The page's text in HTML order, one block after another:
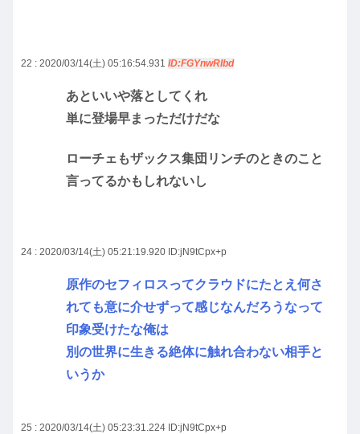
22 : 2020/03/14(土) 05:16:54.931 ID:FGYnwRIbd
あといいや落としてくれ
単に登場早まっただけだな
ローチェもザックス集団リンチのときのこと
言ってるかもしれないし
24 : 2020/03/14(土) 05:21:19.920 ID:jN9tCpx+p
原作のセフィロスってクラウドにたとえ何さ
れても意に介せずって感じなんだろうなって
印象受けたな俺は
別の世界に生きる絶体に触れ合わない相手と
いうか
25 : 2020/03/14(土) 05:23:31.224 ID:jN9tCpx+p